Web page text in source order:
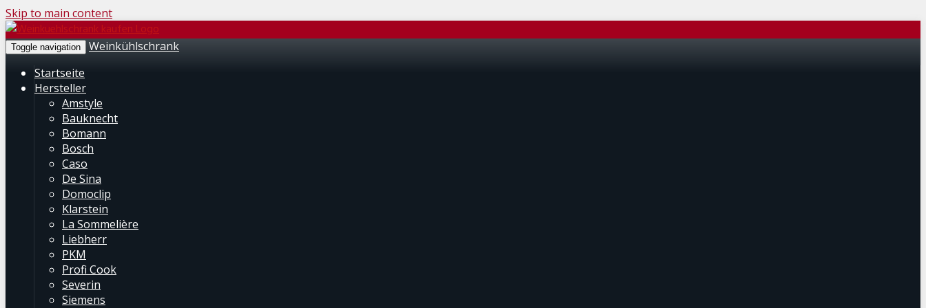
Skip to main content
Toggle navigation
Weinkühlschrank
Startseite
Hersteller
Amstyle
Bauknecht
Bomann
Bosch
Caso
De Sina
Domoclip
Klarstein
La Sommelière
Liebherr
PKM
Profi Cook
Severin
Siemens